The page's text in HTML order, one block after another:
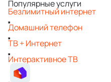
Популярные услуги
Безлимитный интернет
Домашний телефон
ТВ + Интернет
Интерактивное ТВ